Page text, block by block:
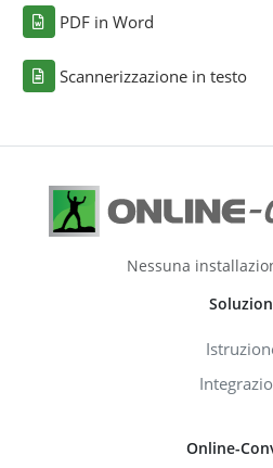
PDF in Word
Scannerizzazione in testo
Nessuna
Online-